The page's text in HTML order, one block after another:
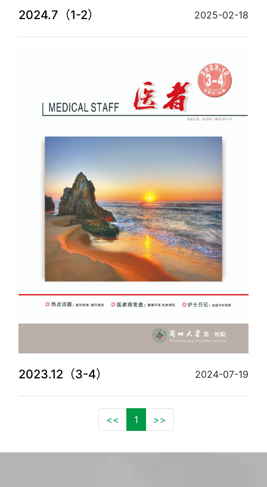
2024.7（1-2） 2025-02-18
2023.12（3-4） 2024-07-19
<< 1 >>